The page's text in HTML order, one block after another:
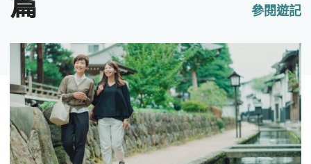
篇
參閱遊記